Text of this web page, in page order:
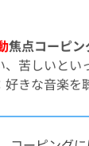
焦点コーピン
、苦しいとい
好きな音楽